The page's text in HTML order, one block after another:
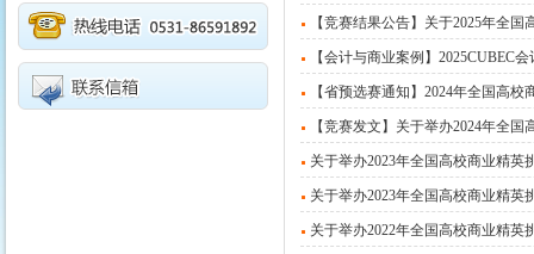
【竞赛结果公告】关于2025年全
【会计与商业案例】2025CUBEC
【省预选赛通知】2024年全国高
【竞赛发文】关于举办2024年全
关于举办2023年全国高校商业精英
关于举办2023年全国高校商业精
关于举办2022年全国高校商业精